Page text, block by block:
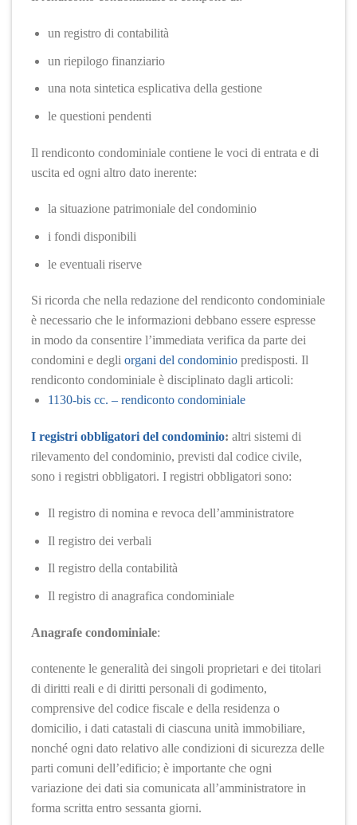
un registro di contabilità
un riepilogo finanziario
una nota sintetica esplicativa della gestione
le questioni pendenti
Il rendiconto condominiale contiene le voci di entrata e di
uscita ed ogni altro dato inerente:
la situazione patrimoniale del condominio
i fondi disponibili
le eventuali riserve
Si ricorda che nella redazione del rendiconto condominiale
è necessario che le informazioni debbano essere espresse
in modo da consentire l’immediata verifica da parte dei
condomini e degli organi del condominio predisposti. Il
rendiconto condominiale è disciplinato dagli articoli:
1130-bis cc. – rendiconto condominiale
I registri obbligatori del condominio: altri sistemi di
rilevamento del condominio, previsti dal codice civile,
sono i registri obbligatori. I registri obbligatori sono:
Il registro di nomina e revoca dell’amministratore
Il registro dei verbali
Il registro della contabilità
Il registro di anagrafica condominiale
Anagrafe condominiale:
contenente le generalità dei singoli proprietari e dei titolari
di diritti reali e di diritti personali di godimento,
comprensive del codice fiscale e della residenza o
domicilio, i dati catastali di ciascuna unità immobiliare,
nonché ogni dato relativo alle condizioni di sicurezza delle
parti comuni dell’edificio; è importante che ogni
variazione dei dati sia comunicata all’amministratore in
forma scritta entro sessanta giorni.